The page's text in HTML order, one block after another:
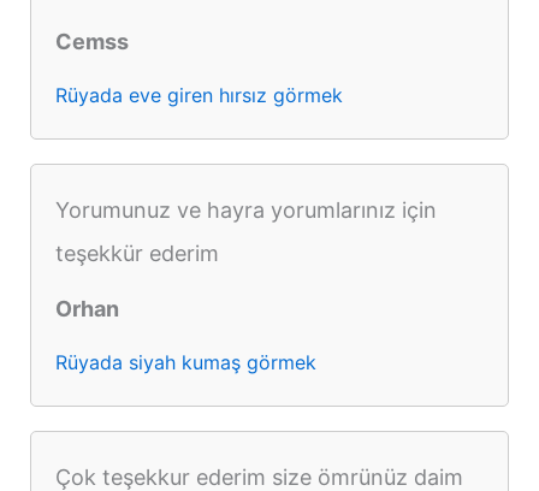
Cemss
Rüyada eve giren hırsız görmek
Yorumunuz ve hayra yorumlarınız için
teşekkür ederim
Orhan
Rüyada siyah kumaş görmek
Çok teşekkur ederim size ömrünüz daim